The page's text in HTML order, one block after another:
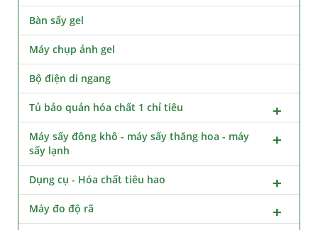
Bàn sấy gel
Máy chụp ảnh gel
Bộ điện di ngang
Tủ bảo quản hóa chất 1 chỉ tiêu
Máy sấy đông khô - máy sấy thăng hoa - máy
sấy lạnh
Dụng cụ - Hóa chất tiêu hao
Máy đo độ rã